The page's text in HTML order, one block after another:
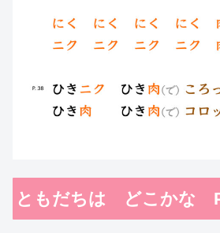
ともだちは どこかな